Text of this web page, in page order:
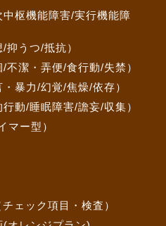
枢機能障害/実行機能障
うつ/抵抗）
潔・弄便/食行動/失禁）
暴力/幻覚/焦燥/依存）
動/睡眠障害/譫妄/収集）
マー型）
ェック項目・検査）